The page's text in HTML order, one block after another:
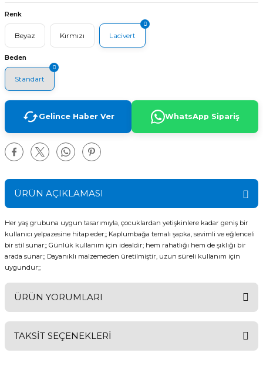
Renk
Beyaz Kırmızı Lacivert
Beden
Standart
Gelince Haber Ver WhatsApp Sipariş
ÜRÜN AÇIKLAMASI
Her yaş grubuna uygun tasarımıyla, çocuklardan yetişkinlere kadar geniş bir
kullanıcı yelpazesine hitap eder;; Kaplumbağa temalı şapka, sevimli ve eğlenceli
bir stil sunar;; Günlük kullanım için idealdir; hem rahatlığı hem de şıklığı bir
arada sunar;; Dayanıklı malzemeden üretilmiştir, uzun süreli kullanım için
uygundur;;
ÜRÜN YORUMLARI
TAKSİT SEÇENEKLERİ